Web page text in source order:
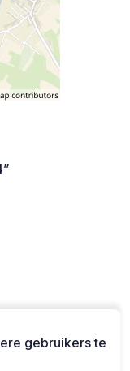
gebruikers te